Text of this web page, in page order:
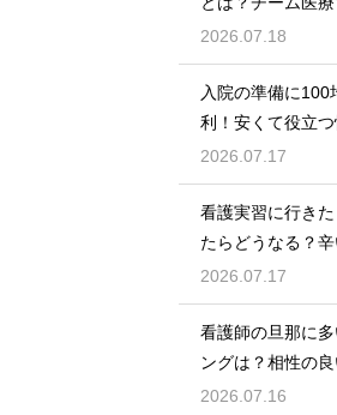
らす方法
2026.07.18
入院の準備に100
利！安くて役立
紹介
2026.07.17
看護実習に行き
たらどうなる？
し方
2026.07.17
看護師の旦那に
ングは？相性の
条件と傾向
2026.07.16